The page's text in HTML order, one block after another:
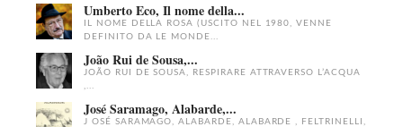
Umberto Eco, Il nome della...
IL NOME DELLA ROSA (USCITO NEL 1980, VENNE
DEFINITO DA LE MONDE...
João Rui de Sousa,...
JOÃO RUI DE SOUSA, RESPIRARE ATTRAVERSO L’ACQUA
,...
José Saramago, Alabarde,...
J OSÉ SARAMAGO, ALABARDE, ALABARDE , FELTRINELLI,